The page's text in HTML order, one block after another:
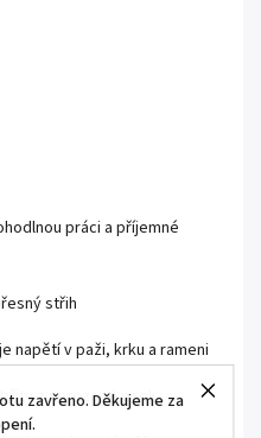
zavřeno. Děkujeme za
práci a příjemné
střih
napětí v paži, krku a rameni
břity z nerezové oceli